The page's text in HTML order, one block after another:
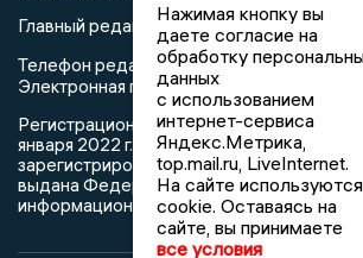
Главный редактор: Попова С.А.
Телефон редакции:8 (4872) 710-803
Электронная почта редакции:
Регистрационный номер: серия Эл №
января 2022 г. согласно выписке из
зарегистрированных средств массовой
выдана Федеральной службой по
информационных технологий и
Нажимая кнопку вы
даете согласие на
обработку
данных
с использованием
интернет-сервиса
Яндекс.Метрика,
top.mail.ru, LiveInternet.
На сайте используются
cookie. Оставаясь на
сайте, вы принимаете
все условия